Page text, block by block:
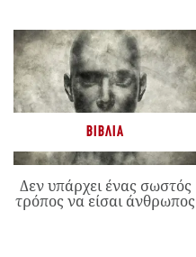
ΒΙΒΛΊΑ
Δεν υπάρχει ένας σωστός
τρόπος να είσαι άνθρωπος